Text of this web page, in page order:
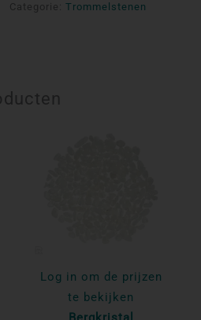
Categorie: Trommelstenen
Log in om de prijzen
te bekijken